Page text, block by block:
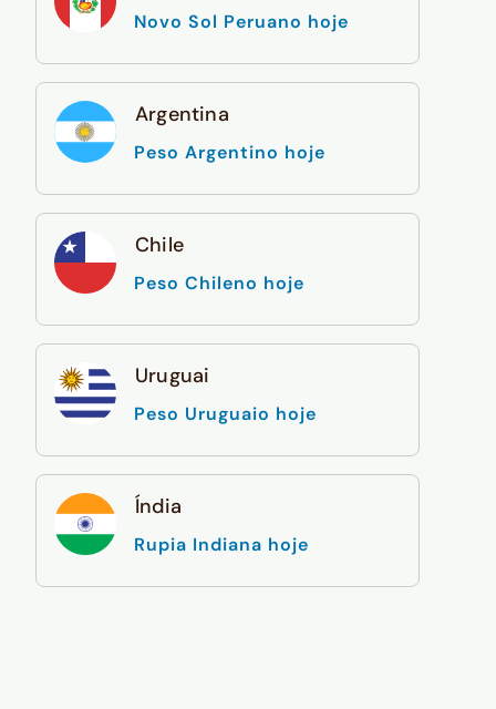
Novo Sol Peruano hoje
Argentina
Peso Argentino hoje
Chile
Peso Chileno hoje
Uruguai
Peso Uruguaio hoje
Índia
Rupia Indiana hoje